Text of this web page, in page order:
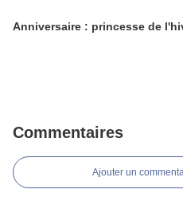
Anniversaire : princesse de
Commentaires
Ajouter un